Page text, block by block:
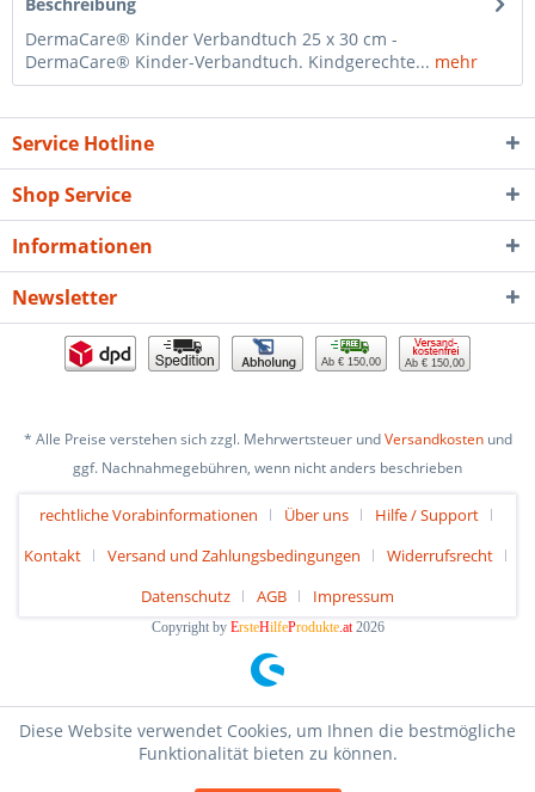
DermaCare® Kinder Verbandtuch 25 x 30 cm -
DermaCare® Kinder-Verbandtuch. Kindgerechte... mehr
Service Hotline
Shop Service
Informationen
Newsletter
Ab € 150,00 Ab € 150,00
* Alle Preise verstehen sich zzgl. Mehrwertsteuer undVersandkostenund
ggf. Nachnahmegebühren, wenn nicht anders beschrieben
rechtliche Vorabinformationen Über uns
Hilfe / Support
Kontakt
Versand und Zahlungsbedingungen
Widerrufsrecht
Datenschutz
AGB Impressum
Copyright by ErsteHilfeProdukte.at2026
Diese Website verwendet Cookies, um Ihnen die bestmögliche
Funktionalität bieten zu können.